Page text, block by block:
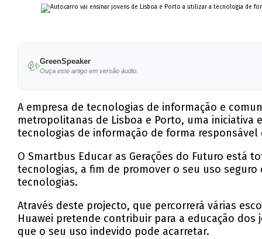
GreenSpeaker
Ouça este artigo em versão áudio.
A empresa de tecnologias de informação e
metropolitanas de Lisboa e Porto, uma
tecnologias de informação de forma responsável
O Smartbus Educar as Gerações do Futuro está
tecnologias, a fim de promover o seu uso seguro
tecnologias.
Através deste projecto, que percorrerá várias
Huawei pretende contribuir para a educação
que o seu uso indevido pode acarretar.